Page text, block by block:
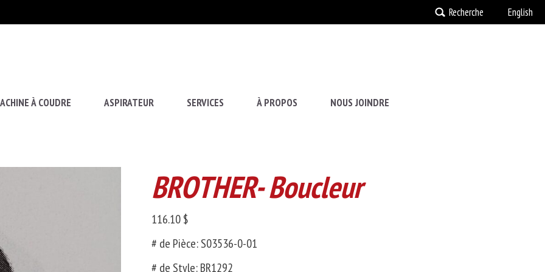
Recherche English
À COUDRE ASPIRATEUR SERVICES À PROPOS NOUS JOINDRE
BROTHER- Boucleur
116.10 $
# de Pièce: S03536-0-01
# de Style: BR1292